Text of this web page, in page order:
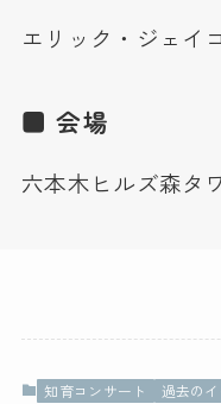
エリック・ジェイ
■ 会場
六本木ヒルズ森タ
知育コンサート 過去の